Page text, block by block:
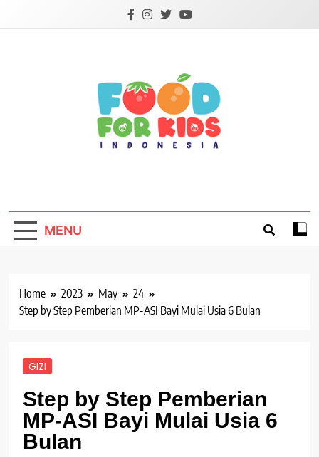
MENU
Home 2023 May
24
Step by Step Pemberian MP-ASI Bayi Mulai Usia 6 Bulan
GIZI
Step by Step Pemberian
MP-ASI Bayi Mulai Usia 6
Bulan